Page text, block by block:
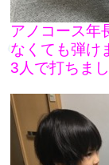
アノコース年
なくても弾け
3人で打ちまし